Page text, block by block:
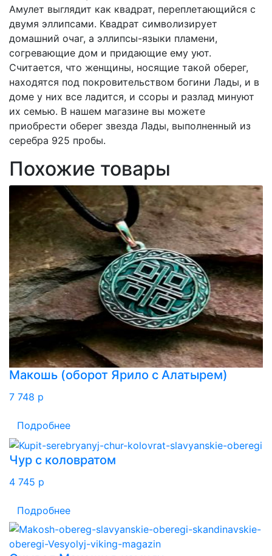
Амулет выглядит как квадрат, переплетающийся с
двумя эллипсами. Квадрат символизирует
домашний очаг, а эллипсы-языки пламени,
согревающие дом и придающие ему уют.
Считается, что женщины, носящие такой оберег,
находятся под покровительством богини Лады, и в
доме у них все ладится, и ссоры и разлад минуют
их семью. В нашем магазине вы можете
приобрести оберег звезда Лады, выполненный из
серебра 925 пробы.
Похожие товары
Макошь (оборот Ярило с Алатырем)
7 748 p
Подробнее
Чур с коловратом
4 745 p
Подробнее